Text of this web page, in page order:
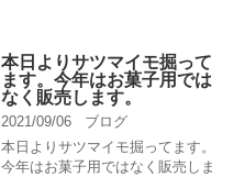
本日よりサツマイモ掘って
ます。今年はお菓子用では
なく販売します。
2021/09/06
ブログ
本日よりサツマイモ掘ってます。
今年はお菓子用ではなく販売しま